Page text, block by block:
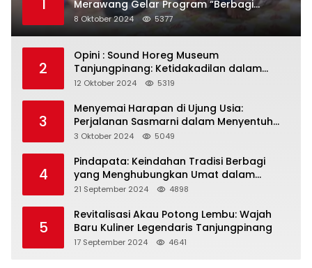
1
Merawang Gelar Program “Berbagi
Segenggam Beras”
8 Oktober 2024 5377
2
Opini : Sound Horeg Museum
Tanjungpinang: Ketidakadilan dalam
Representasi
12 Oktober 2024 5319
3
Menyemai Harapan di Ujung Usia:
Perjalanan Sasmarni dalam Menyentuh
Hati dan Jiwa
3 Oktober 2024 5049
4
Pindapata: Keindahan Tradisi Berbagi
yang Menghubungkan Umat dalam
Spiritualitas dan Kebersamaan dalam
21 September 2024 4898
5
Revitalisasi Akau Potong Lembu: Wajah
Baru Kuliner Legendaris Tanjungpinang
17 September 2024 4641